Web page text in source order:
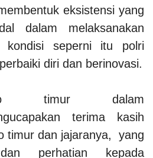
eksistensi yang
dalam melaksanakan
kondisi seperni itu polri
diri dan berinovasi.
timur dalam
terima kasih
timur dan jajaranya, yang
perhatian kepada